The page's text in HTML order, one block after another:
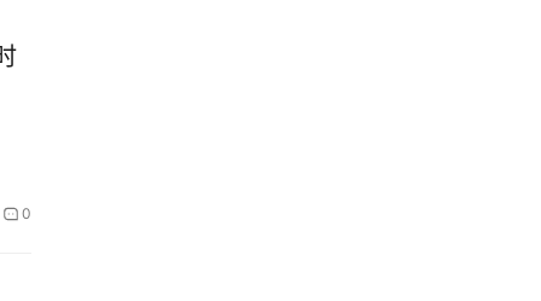
0